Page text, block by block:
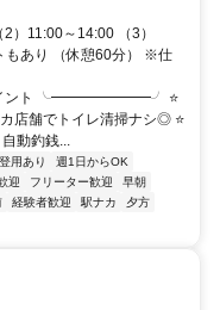
）11:00～14:00 （3）
もあり （休憩60分） ※仕
ント ╰━━━━━━━╯ ⭐
店舗でトイレ清掃ナシ◎ ⭐
動釣銭...
用あり
週1日からOK
迎 フリーター歓迎
早朝
経験者歓迎 駅ナカ
夕方